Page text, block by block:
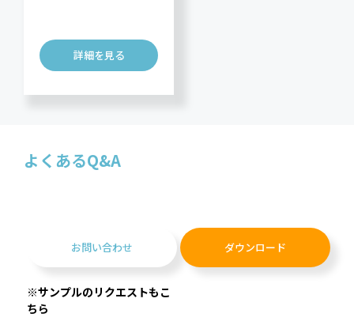
詳細を見る
よくあるQ&A
お問い合わせ
※サンプルのリクエストもこ
ちら
ダウンロード